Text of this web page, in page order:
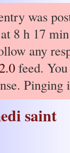
was
8 h 17
any
feed.
saint